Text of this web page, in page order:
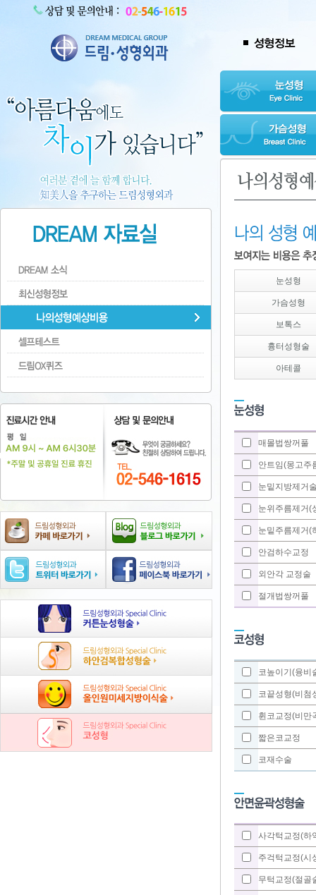
눈성형
가슴성형
보톡스
흉터성형술
아테콜
매몰법쌍꺼풀
안트임(몽고주
눈밑지방제거
눈위주름제거(
눈밑주름제거(
안검하수교정
외안각 교정술
절개법쌍꺼풀
코높이기(융비
코끝성형(비첨
휜코교정(비만
짧은코교정
코재수술
사각턱교정(하
주걱턱교정(시
무턱교정(절골